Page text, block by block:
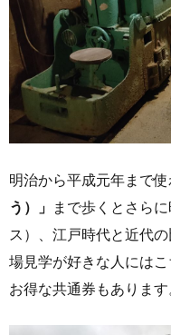
明治から平成元年まで
う）」 まで歩くとさら
ス）、江戸時代と近代
場見学が好きな人には
お得な共通券もあります